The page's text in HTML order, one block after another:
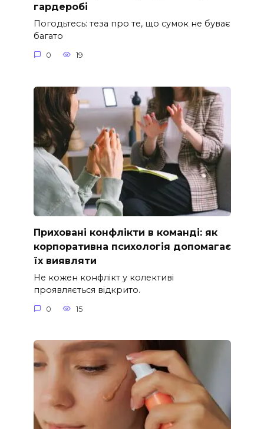
гардеробі
Погодьтесь: теза про те, що сумок не буває
багато
0 19
Приховані конфлікти в команді: як
корпоративна психологія допомагає
їх виявляти
Не кожен конфлікт у колективі
проявляється відкрито.
0 15